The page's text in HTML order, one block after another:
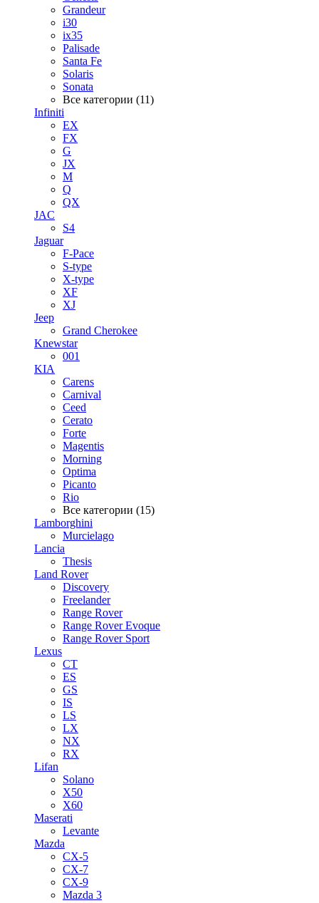
Grandeur
i30
ix35
Palisade
Santa Fe
Solaris
Sonata
Все категории (11)
Infiniti
EX
FX
G
JX
M
Q
QX
JAC
S4
Jaguar
F-Pace
S-type
X-type
XF
XJ
Jeep
Grand Cherokee
Knewstar
001
KIA
Carens
Carnival
Ceed
Cerato
Forte
Magentis
Morning
Optima
Picanto
Rio
Все категории (15)
Lamborghini
Murcielago
Lancia
Thesis
Land Rover
Discovery
Freelander
Range Rover
Range Rover Evoque
Range Rover Sport
Lexus
CT
ES
GS
IS
LS
LX
NX
RX
Lifan
Solano
X50
X60
Maserati
Levante
Mazda
CX-5
CX-7
CX-9
Mazda 3